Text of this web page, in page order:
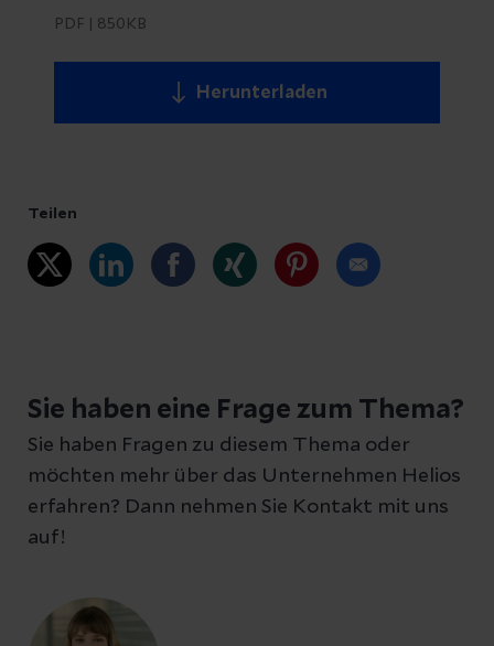
PDF 850KB
Herunterladen
Teilen
Sie haben eine Frage zum Thema?
Sie haben Fragen zu diesem Thema oder
möchten mehr über das Unternehmen Helios
erfahren? Dann nehmen Sie Kontakt mit uns
auf!